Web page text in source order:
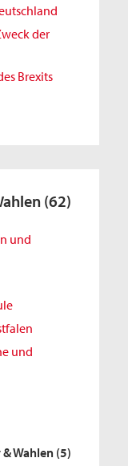
der
Brexits
(62)
und
und
Wahlen (5)